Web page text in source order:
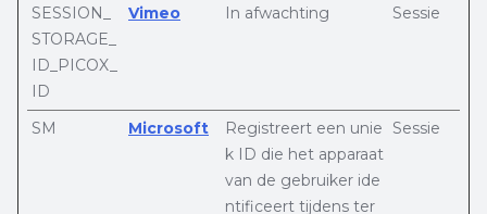
SESSION_
STORAGE_
ID_PICOX_
ID
Vimeo In afwachting Sessie
SM Microsoft
Registreert een unie
k ID die het apparaat
van de gebruiker ide
ntificeert tijdens ter
Sessie